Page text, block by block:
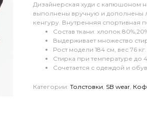
Дизайнерская худи с капюшоном
выполнены вручную и дополнены
кенгуру. Внутренняя спортивная
Состав ткани: хлопок
Выдерживает множество
Рост модели 184 см, вес 76
Стирка при температуре до
Сочетается с одеждой и
Категории: Толстовки, SB wear,